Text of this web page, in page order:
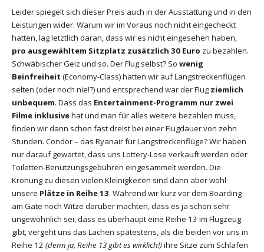
Leider spiegelt sich dieser Preis auch in der Ausstattung und in den
Leistungen wider: Warum wir im Voraus noch nicht eingecheckt
hatten, lag letztlich daran, dass wir es nicht eingesehen haben,
pro ausgewähltem Sitzplatz zusätzlich 30 Euro zu bezahlen.
Schwäbischer Geiz und so. Der Flug selbst? So wenig
Beinfreiheit (Economy-Class) hatten wir auf Langstreckenflügen
selten (oder noch nie!?) und entsprechend war der Flug ziemlich
unbequem. Dass das Entertainment-Programm nur zwei
Filme inklusivehat und man für alles weitere bezahlen muss,
finden wir dann schon fast dreist bei einer Flugdauer von zehn
Stunden. Condor – das Ryanair für Langstreckenflüge? Wir haben
nur darauf gewartet, dass uns Lottery-Lose verkauft werden oder
Toiletten-Benutzungsgebühren eingesammelt werden. Die
Krönung zu diesen vielen Kleinigkeiten sind dann aber wohl
unsere Plätze in Reihe 13. Während wir kurz vor dem Boarding
am Gate noch Witze darüber machten, dass es ja schon sehr
ungewöhnlich sei, dass es überhaupt eine Reihe 13 im Flugzeug
gibt, vergeht uns das Lachen spätestens, als die beiden vor uns in
Reihe 12 (denn ja, Reihe 13 gibt es wirklich!)ihre Sitze zum Schlafen